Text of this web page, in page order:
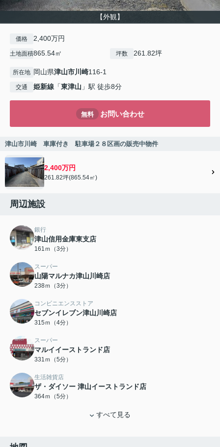
【外観】
価格 2,400万円
土地面積865.54㎡ 坪数 261.82坪
所在地 岡山県津山市川崎116-1
交通 姫新線 「東津山 」駅 徒歩8分
無料 お問い合わせ
津山市川崎 車庫付き 駐車場２８区画の販売中物件
2,400万円
261.82坪(865.54㎡)
周辺施設
銀行
津山信用金庫東支店
161ｍ（3分）
スーパー
山陽マルナカ津山川崎店
238ｍ（3分）
コンビニエンスストア
セブンイレブン津山川崎店
315ｍ（4分）
スーパー
マルイイーストランド店
331ｍ（5分）
生活雑貨店
ザ・ダイソー 津山イーストランド店
364ｍ（5分）
すべて見る